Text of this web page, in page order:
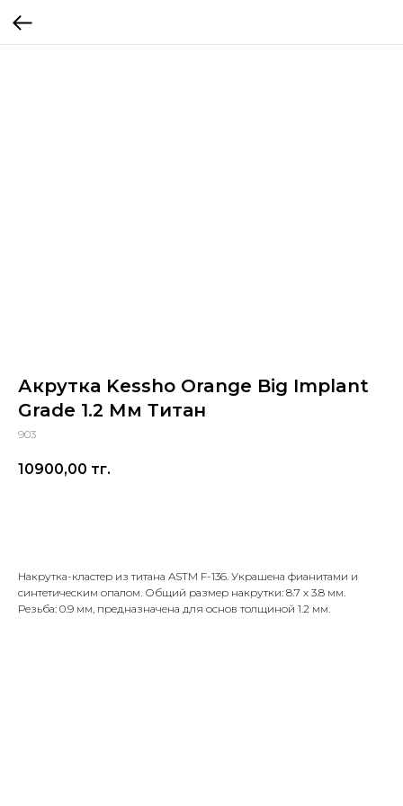
Акрутка Kessho Orange Big Implant
Grade 1.2 Мм Титан
903
10900,00 тг.
Накрутка-кластер из титана ASTM F-136. Украшена фианитами и
синтетическим опалом. Общий размер накрутки: 8.7 х 3.8 мм.
Резьба: 0.9 мм, предназначена для основ толщиной 1.2 мм.